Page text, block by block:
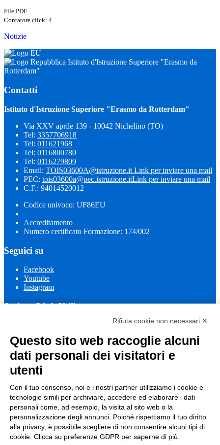
File PDF
Contatore click: 4
Notizie
Istituto d'Istruzione Superiore "Erasmo da
Rotterdam"
Contatti
Istituto d'Istruzione Superiore "Erasmo da Rotterdam"
Via XXV aprile 139 - 10042 Nichelino (TO)
Tel: 3357706918
Tel: 011621968
Tel: 0116800780
Tel: 0116279809
Email: TOIS03600A@istruzione.it Link per inviare una mail
PEC: tois03600a@pec.istruzione.itLink per inviare una mail
C.F.: 94014520012
Codice univoco: UF86EU
Accreditamento
Numero certificato Formazione: 174/002
Seguici su
Facebook
Youtube
Instagram
Sezione Link Utili
Informativa Privacy
Ufficio Relazioni con il Pubblico
Dichiarazione di accessibilità
Obiettivi di accessibilità
Gestione consensi cookie
Amministrazione trasparente
Pagina visualizzata
671 volte
Sezione Copyright
Rifiuta cookie non necessari ✕
Questo sito web raccoglie alcuni
dati personali dei visitatori e
utenti
Con il tuo consenso, noi e i nostri partner utilizziamo i cookie e
tecnologie simili per archiviare, accedere ed elaborare i dati
personali come, ad esempio, la visita al sito web o la
personalizzazione degli annunci. Poiché rispettiamo il tuo diritto
alla privacy, è possibile scegliere di non consentire alcuni tipi di
cookie. Clicca su preferenze GDPR per saperne di più.